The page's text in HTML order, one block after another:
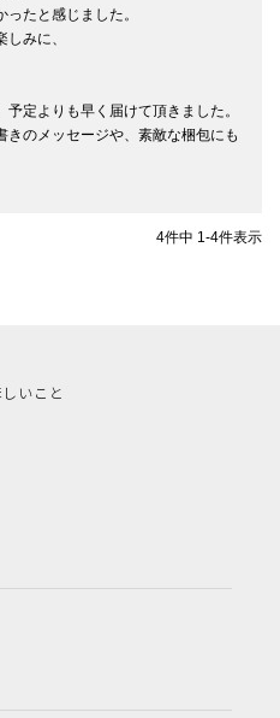
たと感じました。
みに、
定よりも早く届けて頂きました。
きのメッセージや、素敵な梱包にも
4件中 1-4件表示
いこと